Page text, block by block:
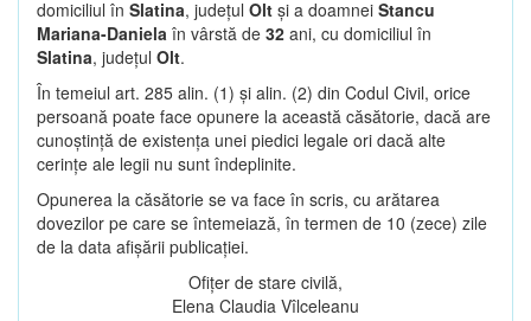
domiciliul în Slatina, județul Olt și a doamnei Stancu
Mariana-Daniela în vârstă de 32 ani, cu domiciliul în
Slatina, județul Olt.
În temeiul art. 285 alin. (1) și alin. (2) din Codul Civil, orice
persoană poate face opunere la această căsătorie, dacă are
cunoștință de existența unei piedici legale ori dacă alte
cerințe ale legii nu sunt îndeplinite.
Opunerea la căsătorie se va face în scris, cu arătarea
dovezilor pe care se întemeiază, în termen de 10 (zece) zile
de la data afișării publicației.
Ofițer de stare civilă,
Elena Claudia Vîlceleanu